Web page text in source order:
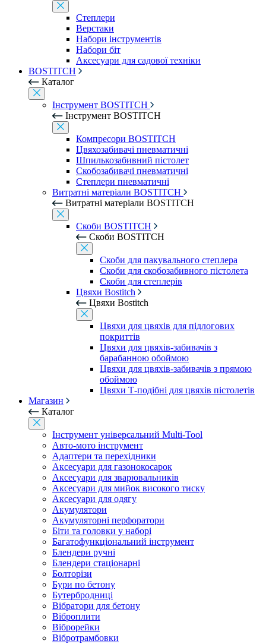
Степлери
Верстаки
Набори інструментів
Набори біт
Аксесуари для садової техніки
BOSTITCH
Каталог
Інструмент BOSTITCH
Інструмент BOSTITCH
Компресори BOSTITCH
Цвяхозабивачі пневматичні
Шпилькозабивний пістолет
Скобозабивачі пневматичні
Степлери пневматичні
Витратні матеріали BOSTITCH
Витратні матеріали BOSTITCH
Скоби BOSTITCH
Скоби BOSTITCH
Скоби для пакувального степлера
Скоби для скобозабивного пістолета
Скоби для степлерів
Цвяхи Bostitch
Цвяхи Bostitch
Цвяхи для цвяхів для підлогових
покриттів
Цвяхи для цвяхів-забивачів з
барабанною обоймою
Цвяхи для цвяхів-забивачів з прямою
обоймою
Цвяхи Т-подібні для цвяхів пістолетів
Магазин
Каталог
Інструмент універсальний Multi-Tool
Авто-мото інструмент
Адаптери та перехідники
Аксесуари для газонокосарок
Аксесуари для зварювальників
Аксесуари для мийок високого тиску
Аксесуари для одягу
Акумулятори
Акумуляторні перфоратори
Біти та головки у наборі
Багатофункціональний інструмент
Блендери ручні
Блендери стаціонарні
Болторізи
Бури по бетону
Бутербродниці
Вібратори для бетону
Віброплити
Віброрейки
Вібротрамбовки